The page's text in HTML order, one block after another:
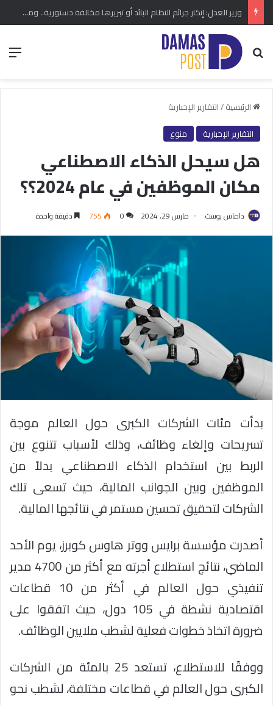
وزير العدل: إنكار جرائم النظام البائد أو تبريرها مخالفة دستورية.. ومشروع قانون خاص إلى مجلس الشعب
بحث عن
الرئيسية/التقارير الإخبارية
التقارير الإخبارية
منوع
هل سيحل الذكاء الاصطناعي
مكان الموظفين في عام 2024؟؟
داماس بوست مارس 29, 2024 0
755 دقيقة واحدة
بدأت مئات الشركات الكبرى حول العالم موجة
تسريحات وإلغاء وظائف، وذلك لأسباب تتنوع بين
الربط بين استخدام الذكاء الاصطناعي بدلاً من
الموظفين وبين الجوانب المالية، حيث تسعى تلك
الشركات لتحقيق تحسين مستمر في نتائجها المالية.
أصدرت مؤسسة برايس ووتر هاوس كوبرز، يوم الأحد
الماضي، نتائج استطلاع أجرته مع أكثر من 4700 مدير
تنفيذي حول العالم في أكثر من 10 قطاعات
اقتصادية نشطة في 105 دول، حيث اتفقوا على
ضرورة اتخاذ خطوات فعلية لشطب ملايين الوظائف.
ووفقًا للاستطلاع، تستعد 25 بالمئة من الشركات
الكبرى حول العالم في قطاعات مختلفة، لشطب نحو